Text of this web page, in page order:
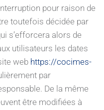
pour raison de
toutefois décidée par
s’efforcera alors de
utilisateurs les dates
web https://cocimes-
par
De la même
être modifiées à